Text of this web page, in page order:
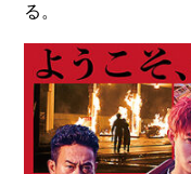
る。